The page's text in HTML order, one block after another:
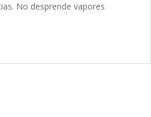
No desprende vapores